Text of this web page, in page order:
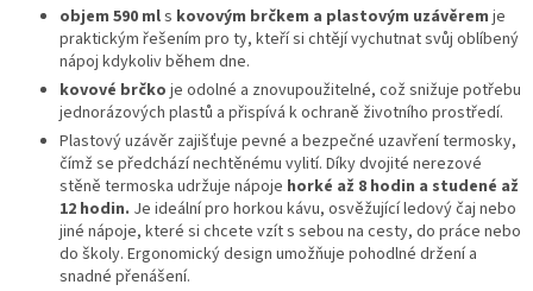
objem 590 mls kovovým brčkem a plastovým uzávěrem je
praktickým řešením pro ty, kteří si chtějí vychutnat svůj oblíbený
nápoj kdykoliv během dne.
kovové brčko je odolné a znovupoužitelné, což snižuje potřebu
jednorázových plastů a přispívá k ochraně životního prostředí.
Plastový uzávěr zajišťuje pevné a bezpečné uzavření termosky,
čímž se předchází nechtěnému vylití. Díky dvojité nerezové
stěně termoska udržuje nápoje horké až 8 hodin a studené až
12 hodin. Je ideální pro horkou kávu, osvěžující ledový čaj nebo
jiné nápoje, které si chcete vzít s sebou na cesty, do práce nebo
do školy. Ergonomický design umožňuje pohodlné držení a
snadné přenášení.